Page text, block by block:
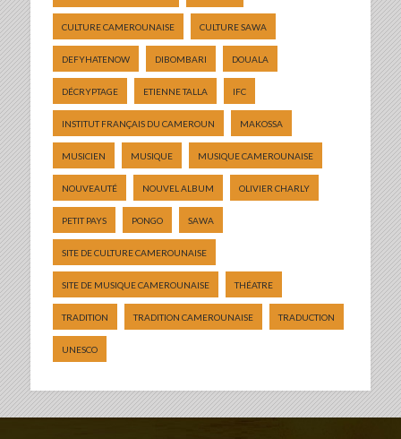
CULTURE CAMEROUNAISE CULTURE SAWA
DEFYHATENOW DIBOMBARI DOUALA
DÉCRYPTAGE ETIENNE TALLA IFC
INSTITUT FRANÇAIS DU CAMEROUN MAKOSSA
MUSICIEN MUSIQUE MUSIQUE CAMEROUNAISE
NOUVEAUTÉ NOUVEL ALBUM OLIVIER CHARLY
PETIT PAYS PONGO SAWA
SITE DE CULTURE CAMEROUNAISE
SITE DE MUSIQUE CAMEROUNAISE THÉATRE
TRADITION TRADITION CAMEROUNAISE TRADUCTION
UNESCO